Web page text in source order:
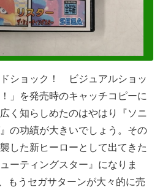
ショック！ ビジュアルショッ
」を発売時のキャッチコピーに
く知らしめたのはやはり『ソニ
の功績が大きいでしょう。その
した新ヒーローとして出てきた
ーティングスター』になりま
もうセガサターンが大々的に売